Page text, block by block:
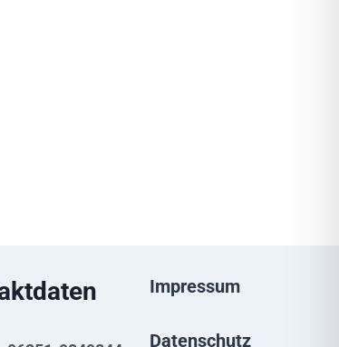
Impressum
Datenschutz